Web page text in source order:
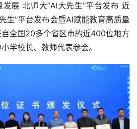
展 北师大“AI大先生”平台发布 近
生”平台发布会暨AI赋能教育高质量
全国20多个省区市的近400位地方
学校长、教师代表参会。